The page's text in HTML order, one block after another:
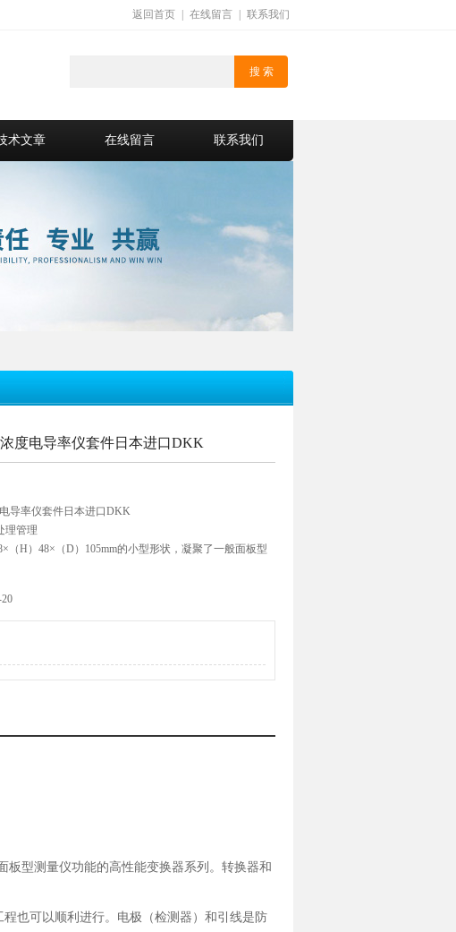
返回首页 在线留言 联系我们
术文章 在线留言 联系我们
度电导率仪套件日本进口DKK
导率仪套件日本进口DKK
理管理
（H）48×（D）105mm的小型形状，凝聚了一般面板型
变换器系列。转换器和的电极引线，电极（检测器）成为
据客户的设置环境选择长度，现场的布线布置工程也可
检测器）和引线是防水性高的连接器连接方式，所以更换
板型测量仪功能的高性能变换器系列。转换器和
也可以顺利进行。电极（检测器）和引线是防